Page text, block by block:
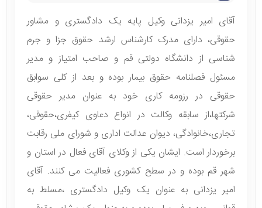
آقای امیر یزدانی وکیل پایه یک دادگستری و مشاور
حقوقی، دارای مدرک کارشناس ارشد حقوق جزا و‌ جرم
شناسی از دانشگاه دولتی قم و صاحب امتیاز و مدیر
مسئول فصلنامه حقوق بیمار بوده و بعد از کلی سوابق
حقوقی در رزومه کاری خود به عنوان مدیر حقوقی
شرکتها،از سابقه وکالت در انواع دعاوی کیفری،حقوقی،
تجاری،خانوادگی، دیوان عدالت اداری و شورای ملی رقابت
برخوردار است. ایشان یکی از وکلای آقای فعال در استان و
شهر قم بوده و در سطح کشوری فعالیت می کنند. آقای
امیر یزدانی به عنوان یک وکیل دادگستری ،مسلط به